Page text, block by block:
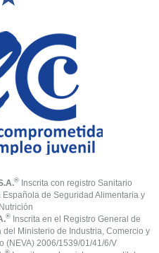
® Inscrita con registro Sanitario
de Seguridad Alimentaria y
Nutrición
®Inscrita en el Registro General de
del Ministerio de Industria, Comercio y
(NEVA) 2006/1539/01/41/6/V